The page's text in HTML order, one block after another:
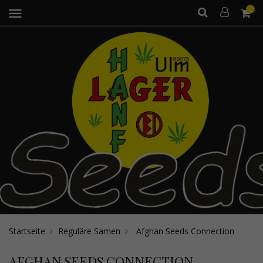
menu 0
Startseite Reguläre Samen Afghan Seeds Connection